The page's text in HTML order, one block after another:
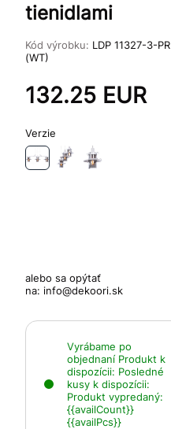
tienidlami
Kód výrobku: LDP 11327-3-PR
(WT)
132.25 EUR
Verzie
alebo sa opýtať
na: info@dekoori.sk
Vyrábame po
objednaní Produkt k
dispozícii: Posledné
kusy k dispozícii:
Produkt vypredaný:
{{availCount}}
{{availPcs}}